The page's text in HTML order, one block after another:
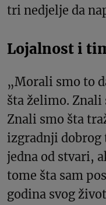
tri nedjelje da
Lojalnost i
„Morali smo to
šta želimo. Znali
Znali smo šta
izgradnji
jedna od stvari,
tome šta sam
godina svog